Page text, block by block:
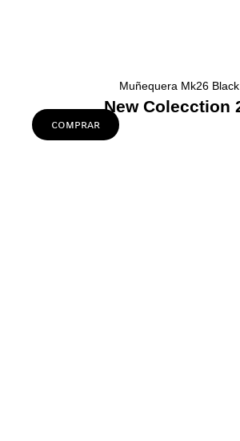
Muñequera Mk26 Black
New Colecction
comprar